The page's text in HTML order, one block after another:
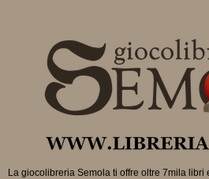
La giocolibreria Semola ti offre oltre 7mila libri